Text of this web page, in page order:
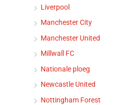
Liverpool
Manchester City
Manchester United
Millwall FC
Nationale ploeg
Newcastle United
Nottingham Forest